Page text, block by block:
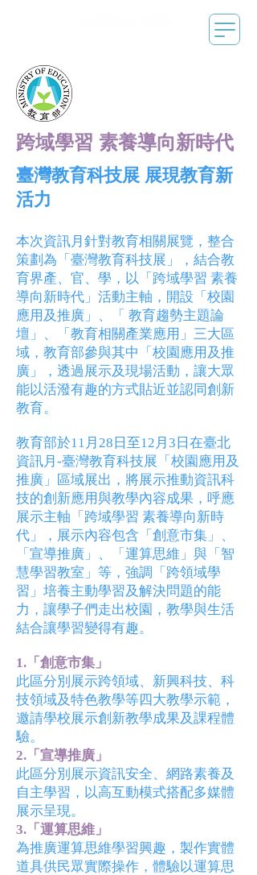
跨域學習 素養導向新時代
臺灣教育科技展 展現教育新
活力
本次資訊月針對教育相關展覽，整合
策劃為「臺灣教育科技展」，結合教
育界產、官、學，以「跨域學習 素養
導向新時代」活動主軸，開設「校園
應用及推廣」、「 教育趨勢主題論
壇」、「教育相關產業應用」三大區
域，教育部參與其中「校園應用及推
廣」，透過展示及現場活動，讓大眾
能以活潑有趣的方式貼近並認同創新
教育。
教育部於11月28日至12月3日在臺北
資訊月-臺灣教育科技展「校園應用及
推廣」區域展出，將展示推動資訊科
技的創新應用與教學內容成果，呼應
展示主軸「跨域學習 素養導向新時
代」，展示內容包含「創意市集」、
「宣導推廣」、「運算思維」與「智
慧學習教室」等，強調「跨領域學
習」培養主動學習及解決問題的能
力，讓學子們走出校園，教學與生活
結合讓學習變得有趣。
1.「創意市集」
此區分別展示跨領域、新興科技、科
技領域及特色教學等四大教學示範，
邀請學校展示創新教學成果及課程體
驗。
2.「宣導推廣」
此區分別展示資訊安全、網路素養及
自主學習，以高互動模式搭配多媒體
展示呈現。
3.「運算思維」
為推廣運算思維學習興趣，製作實體
道具供民眾實際操作，體驗以運算思